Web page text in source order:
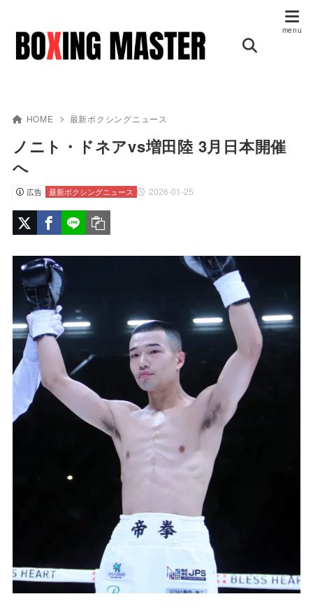
HOME 最新ボクシングニュース
ノニト・ドネアvs増田陸 3月日本開催
へ
広告 2026-01-25
最新ボクシングニュース